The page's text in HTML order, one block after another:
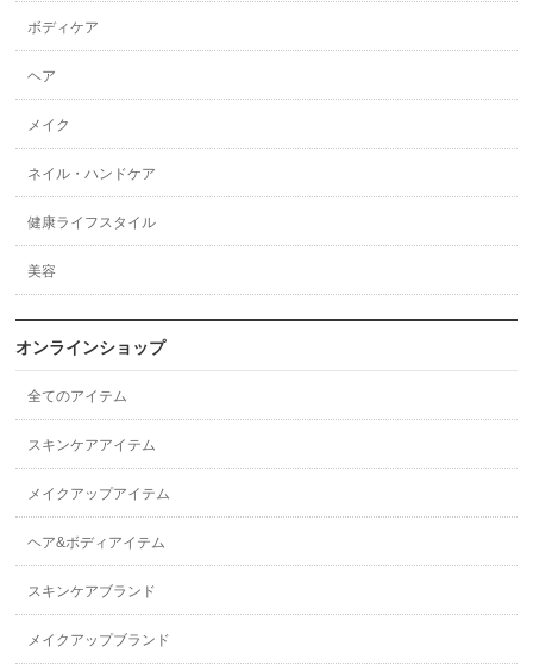
ボディケア
ヘア
メイク
ネイル・ハンドケア
健康ライフスタイル
美容
オンラインショップ
全てのアイテム
スキンケアアイテム
メイクアップアイテム
ヘア&ボディアイテム
スキンケアブランド
メイクアップブランド